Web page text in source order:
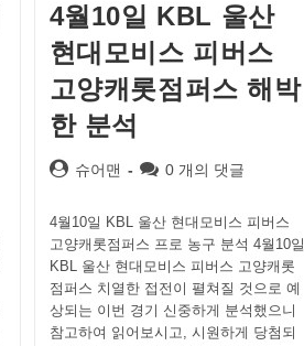
4월10일 KBL 울산
현대모비스 피버스
고양캐롯점퍼스 해박
한 분석
Post슈어맨
Post0 개의 댓글
4월10일 KBL 울산 현대모비스 피버스
고양캐롯점퍼스 프로 농구 분석 4월10일
KBL 울산 현대모비스 피버스 고양캐롯
점퍼스 치열한 접전이 펼쳐질 것으로 예
상되는 이번 경기 신중하게 분석했으니
참고하여 읽어보시고, 시원하게 당첨되